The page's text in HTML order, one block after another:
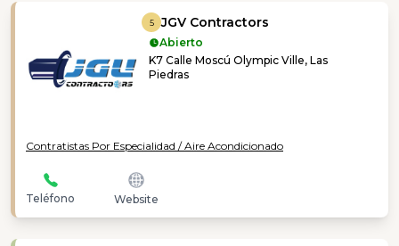
5 JGV Contractors
Abierto
K7 Calle Moscú Olympic Ville, Las
Piedras
Contratistas Por Especialidad / Aire Acondicionado
Teléfono Website